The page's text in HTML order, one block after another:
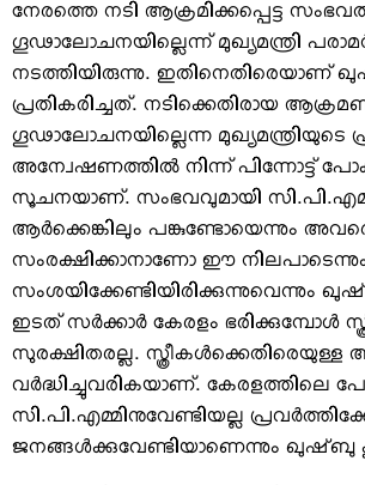
നേരത്തെ നടി ആക്രമിക്കപ്പെട്ട
ഗൂഢാലോചനയില്ലെന്ന് മുഖ്യമന്ത്രി
നടത്തിയിരുന്നു. ഇതിനെതിരെയാണ്
പ്രതികരിച്ചത്. നടിക്കെതിരായ
ഗൂഢാലോചനയില്ലെന്ന മുഖ്യമന്ത്രിയുടെ
അന്വേഷണത്തില്‍ നിന്ന് പിന്നോട്ട്
സൂചനയാണ്. സംഭവവുമായി
ആര്‍ക്കെങ്കിലും പങ്കുണ്ടോയെന്നും
സംരക്ഷിക്കാനാണോ ഈ
സംശയിക്കേണ്ടിയിരിക്കുന്നുവെന്നും
ഇടത് സര്‍ക്കാര്‍ കേരളം ഭരിക്കുമ്പോള്‍
സുരക്ഷിതരല്ല. സ്ത്രീകള്‍ക്കെതിരെയുള്ള
വര്‍ദ്ധിച്ചുവരികയാണ്. കേരളത്തിലെ
സി.പി.എമ്മിനുവേണ്ടിയല്ല
ജനങ്ങള്‍ക്കുവേണ്ടിയാണെന്നും ഖുഷ്ബു